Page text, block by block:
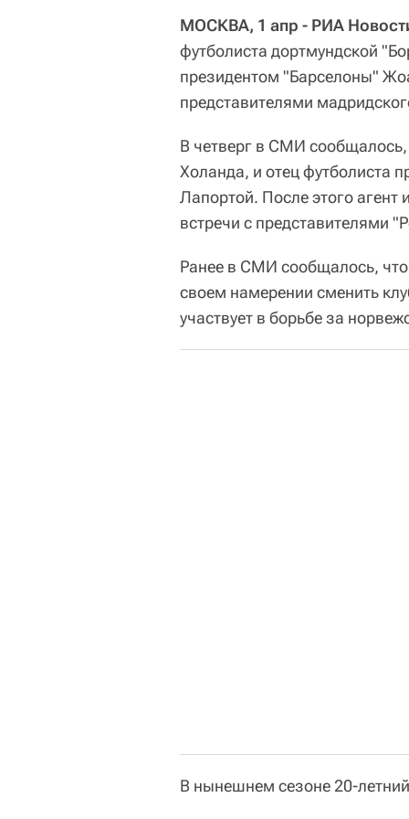
МОСКВА, 1 апр - РИА
футболиста дортмундской
президентом "Барселоны"
представителями
В четверг в СМИ сообщалось,
Холанда, и отец футболиста
Лапортой. После этого
встречи с представителями
Ранее в СМИ сообщалось,
своем намерении сменить
участвует в борьбе за
В нынешнем сезоне 20-